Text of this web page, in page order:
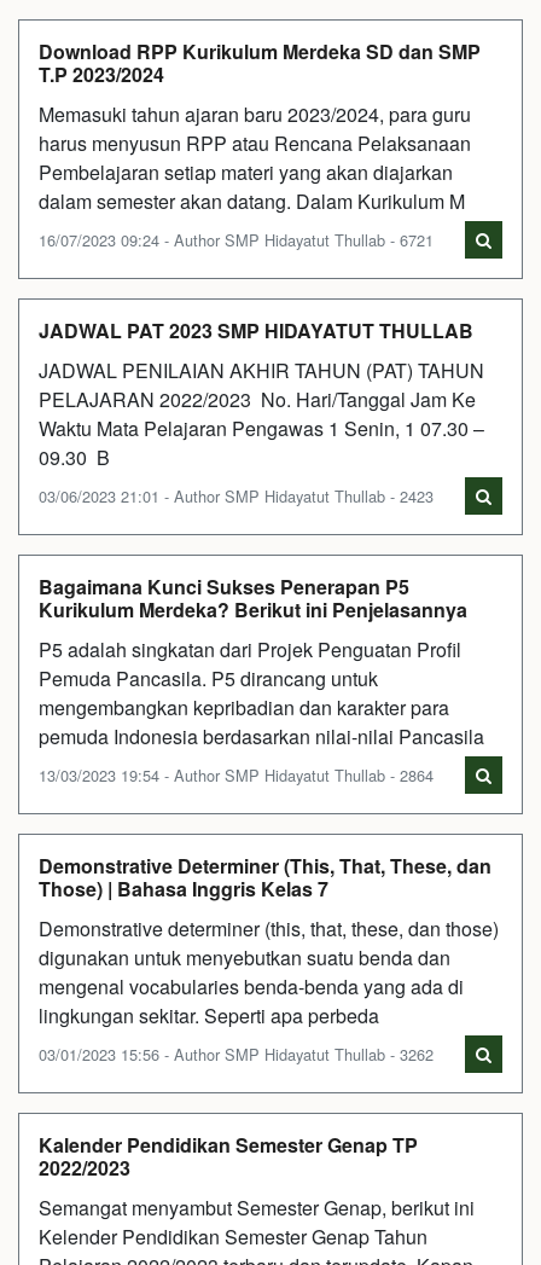
Download RPP Kurikulum Merdeka SD dan SMP
T.P 2023/2024
Memasuki tahun ajaran baru 2023/2024, para guru
harus menyusun RPP atau Rencana Pelaksanaan
Pembelajaran setiap materi yang akan diajarkan
dalam semester akan datang. Dalam Kurikulum M
16/07/2023 09:24 - Author SMP Hidayatut Thullab - 6721
JADWAL PAT 2023 SMP HIDAYATUT THULLAB
JADWAL PENILAIAN AKHIR TAHUN (PAT) TAHUN
PELAJARAN 2022/2023 No. Hari/Tanggal Jam Ke
Waktu Mata Pelajaran Pengawas 1 Senin, 1 07.30 –
09.30 B
03/06/2023 21:01 - Author SMP Hidayatut Thullab - 2423
Bagaimana Kunci Sukses Penerapan P5
Kurikulum Merdeka? Berikut ini Penjelasannya
P5 adalah singkatan dari Projek Penguatan Profil
Pemuda Pancasila. P5 dirancang untuk
mengembangkan kepribadian dan karakter para
pemuda Indonesia berdasarkan nilai-nilai Pancasila
13/03/2023 19:54 - Author SMP Hidayatut Thullab - 2864
Demonstrative Determiner (This, That, These, dan
Those) | Bahasa Inggris Kelas 7
Demonstrative determiner (this, that, these, dan those)
digunakan untuk menyebutkan suatu benda dan
mengenal vocabularies benda-benda yang ada di
lingkungan sekitar. Seperti apa perbeda
03/01/2023 15:56 - Author SMP Hidayatut Thullab - 3262
Kalender Pendidikan Semester Genap TP
2022/2023
Semangat menyambut Semester Genap, berikut ini
Kelender Pendidikan Semester Genap Tahun